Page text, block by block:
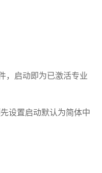
，启动即为已激活专业
设置启动默认为简体中